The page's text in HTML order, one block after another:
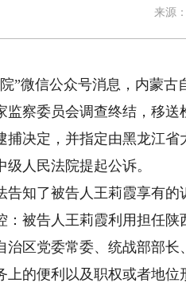
来源：
”微信公众号消息，内蒙
监察委员会调查终结，移
捕决定，并指定由黑龙江
人民法院提起公诉。
知了被告人王莉霞享有的
：被告人王莉霞利用担任
区党委常委、统战部部
的便利以及职权或者地位